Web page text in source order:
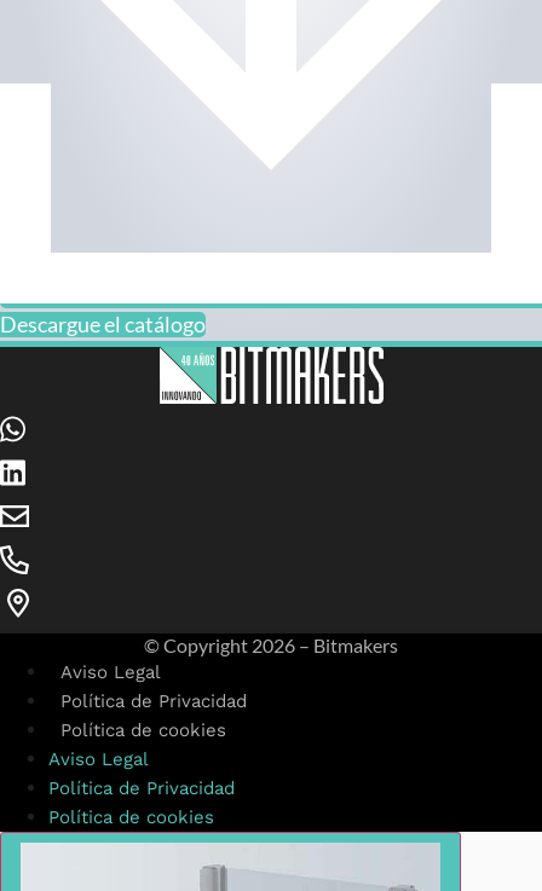
Descargue el catálogo
© Copyright 2026 – Bitmakers
Aviso Legal
Política de Privacidad
Política de cookies
Aviso Legal
Política de Privacidad
Política de cookies